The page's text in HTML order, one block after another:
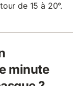
de 15 à 20°.
minute